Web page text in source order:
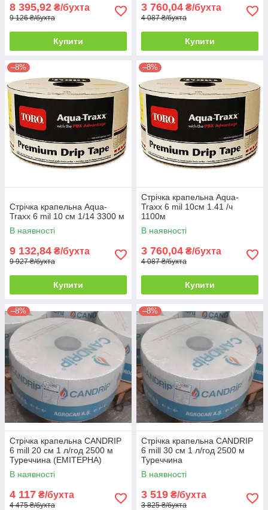
8 395,92 ₴/бухта
9 126 ₴/бухта
Купити
3 760,04 ₴/бухта
4 087 ₴/бухта
Купити
–8%
Стрічка крапельна Aqua-
Traxx 6 mil 10 см 1/14 3300 м
В наявності
9 132,84 ₴/бухта
9 927 ₴/бухта
Купити
–8%
Стрічка крапельна Aqua-
Traxx 6 mil 10см 1.41 /ч
1100м
В наявності
3 760,04 ₴/бухта
4 087 ₴/бухта
Купити
–8%
Стрічка крапельна CANDRIP
6 mill 20 см 1 л/год 2500 м
Туреччина (ЕМІТЕРНА)
В наявності
4 117 ₴/бухта
4 475 ₴/бухта
–8%
Стрічка крапельна CANDRIP
6 mill 30 см 1 л/год 2500 м
Туреччина
В наявності
3 519 ₴/бухта
3 825 ₴/бухта